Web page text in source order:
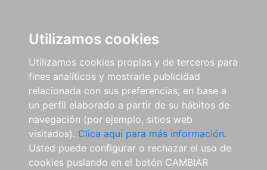
Utilizamos cookies
Utilizamos cookies propias y de terceros para
fines analíticos y mostrarle publicidad
relacionada con sus preferencias, en base a
un perfil elaborado a partir de su hábitos de
navegación (por ejemplo, sitios web
visitados). Clica aquí para más información.
Usted puede configurar o rechazar el uso de
cookies puslando en el botón CAMBIAR